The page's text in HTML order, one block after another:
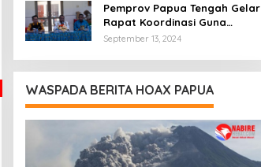
Pemprov Papua Tengah Gelar
Rapat Koordinasi Guna
Optimalkan Pengelolaan
September 13, 2024
WASPADA BERITA HOAX PAPUA